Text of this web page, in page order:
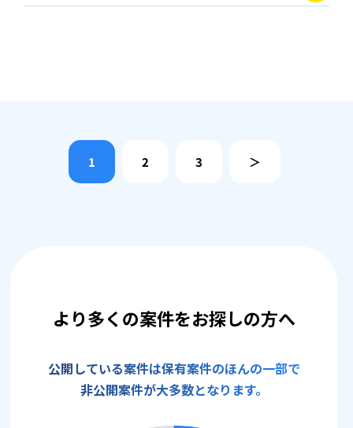
1 2 3 ＞
より多くの案件をお探しの方へ
公開している案件は保有案件のほんの一部で
非公開案件が大多数となります。